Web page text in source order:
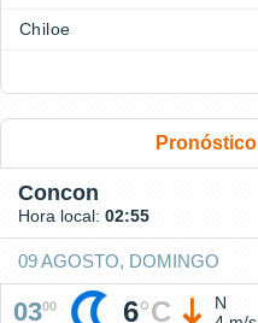
Chiloe
Concon
Hora local: 02:55
09 AGOSTO, DOMINGO
0300 6°C
N